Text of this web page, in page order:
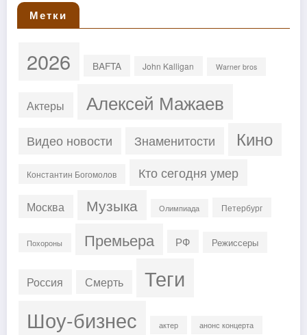
Метки
2026 BAFTA John Kalligan Warner bros
Актеры Алексей Мажаев
Видео новости Знаменитости Кино
Константин Богомолов Кто сегодня умер
Москва Музыка Олимпиада Петербург
Похороны Премьера РФ Режиссеры
Россия Смерть Теги
Шоу-бизнес актер анонс концерта